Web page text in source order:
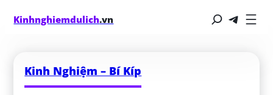
Kinhnghiemdulich.vn
Kinh Nghiệm – Bí Kíp